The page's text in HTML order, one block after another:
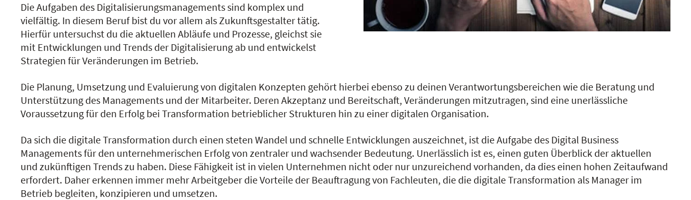
Die Aufgaben des Digitalisierungsmanagements sind komplex und
vielfältig. In diesem Beruf bist du vor allem als Zukunftsgestalter tätig.
Hierfür untersuchst du die aktuellen Abläufe und Prozesse, gleichst sie
mit Entwicklungen und Trends der Digitalisierung ab und entwickelst
Strategien für Veränderungen im Betrieb.
Die Planung, Umsetzung und Evaluierung von digitalen Konzepten gehört hierbei ebenso zu deinen Verantwortungsbereichen wie die Beratung und
Unterstützung des Managements und der Mitarbeiter. Deren Akzeptanz und Bereitschaft, Veränderungen mitzutragen, sind eine unerlässliche
Voraussetzung für den Erfolg bei Transformation betrieblicher Strukturen hin zu einer digitalen Organisation.
Da sich die digitale Transformation durch einen steten Wandel und schnelle Entwicklungen auszeichnet, ist die Aufgabe des Digital Business
Managements für den unternehmerischen Erfolg von zentraler und wachsender Bedeutung. Unerlässlich ist es, einen guten Überblick der aktuellen
und zukünftigen Trends zu haben. Diese Fähigkeit ist in vielen Unternehmen nicht oder nur unzureichend vorhanden, da dies einen hohen Zeitaufwand
erfordert. Daher erkennen immer mehr Arbeitgeber die Vorteile der Beauftragung von Fachleuten, die die digitale Transformation als Manager im
Betrieb begleiten, konzipieren und umsetzen.